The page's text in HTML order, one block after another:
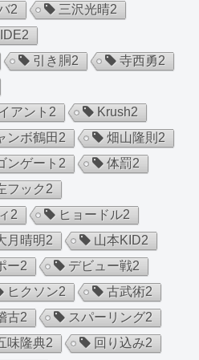
2 三沢光晴2
2
引き胴 2 寺西勇2
アント 2 Krush2
ンボ鶴田 2 畑山隆則 2
ンゲート 2 体罰2
フック2
2 ヒョードル2
月晴明2 山本KID2
ー2 デビュー戦2
ヒクソン2 古武術2
古2 スパーリング2
味隆典2 回り込み2